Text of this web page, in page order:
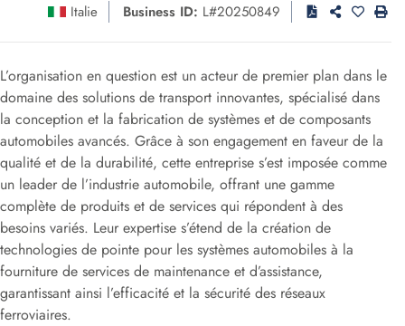
Italie Business ID: L#20250849
L’organisation en question est un acteur de premier plan dans le
domaine des solutions de transport innovantes, spécialisé dans
la conception et la fabrication de systèmes et de composants
automobiles avancés. Grâce à son engagement en faveur de la
qualité et de la durabilité, cette entreprise s’est imposée comme
un leader de l’industrie automobile, offrant une gamme
complète de produits et de services qui répondent à des
besoins variés. Leur expertise s’étend de la création de
technologies de pointe pour les systèmes automobiles à la
fourniture de services de maintenance et d’assistance,
garantissant ainsi l’efficacité et la sécurité des réseaux
ferroviaires.